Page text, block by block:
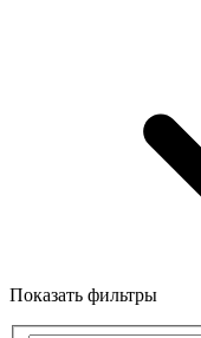
Показать фильтры